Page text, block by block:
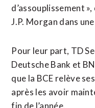
d’assouplissement
J.P. Morgan dans
Pour leur part, TD
Deutsche Bank et
que la BCE relève
après les avoir
fin de l’année.